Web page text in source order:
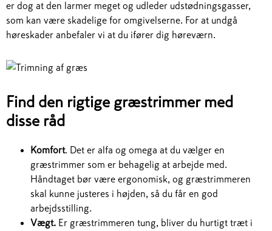
er dog at den larmer meget og udleder udstødningsgasser,
som kan være skadelige for omgivelserne. For at undgå
høreskader anbefaler vi at du ifører dig høreværn.
Find den rigtige græstrimmer med
disse råd
Komfort. Det er alfa og omega at du vælger en
græstrimmer som er behagelig at arbejde med.
Håndtaget bør være ergonomisk, og græstrimmeren
skal kunne justeres i højden, så du får en god
arbejdsstilling.
Vægt. Er græstrimmeren tung, bliver du hurtigt træt i